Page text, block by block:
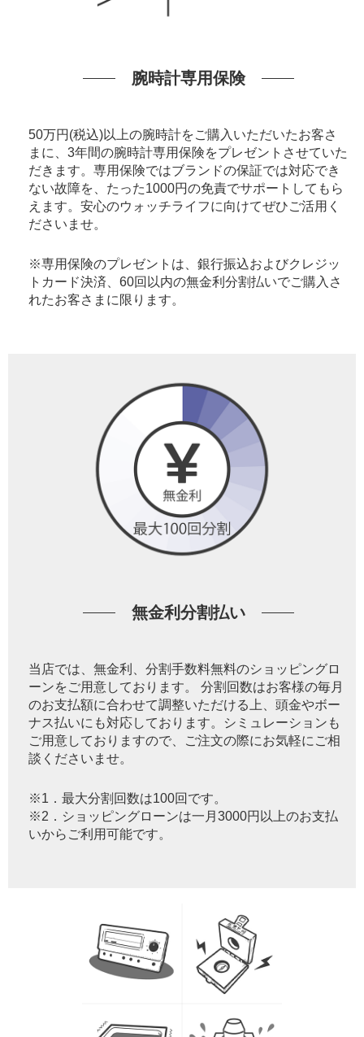
腕時計専用保険
50万円(税込)以上の腕時計をご購入いただいたお客さ
まに、3年間の腕時計専用保険をプレゼントさせていた
だきます。専用保険ではブランドの保証では対応でき
ない故障を、たった1000円の免責でサポートしてもら
えます。安心のウォッチライフに向けてぜひご活用く
ださいませ。
※専用保険のプレゼントは、銀行振込およびクレジッ
トカード決済、60回以内の無金利分割払いでご購入さ
れたお客さまに限ります。
無金利分割払い
当店では、無金利、分割手数料無料のショッピングロ
ーンをご用意しております。 分割回数はお客様の毎月
のお支払額に合わせて調整いただける上、頭金やボー
ナス払いにも対応しております。シミュレーションも
ご用意しておりますので、ご注文の際にお気軽にご相
談くださいませ。
※1．最大分割回数は100回です。
※2．ショッピングローンは一月3000円以上のお支払
いからご利用可能です。